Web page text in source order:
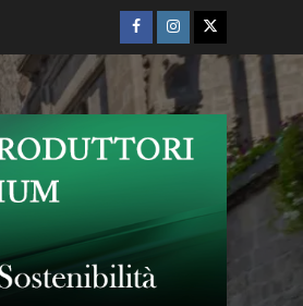
Facebook
Instagram
Twitter
Proceno: “Pensieri di Luce”
mostra di Patrizia Molinari
“Fili, mani e pieghe di carta.
Animare il mondo e
raccontare la società”